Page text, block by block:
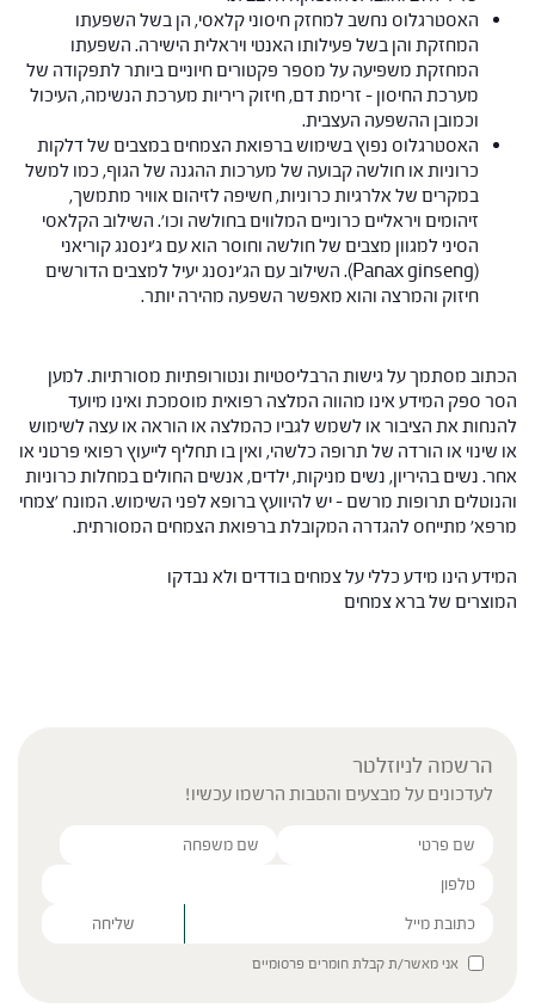
האסטרגלוס נחשב למחזק חיסוני קלאסי, הן בשל השפעתו
המחזקת והן בשל פעילותו האנטי ויראלית הישירה. השפעתו
המחזקת משפיעה על מספר פקטורים חיוניים ביותר לתפקודה של
מערכת החיסון – זרימת דם, חיזוק ריריות מערכת הנשימה, העיכול
וכמובן ההשפעה העצבית.
האסטרגלוס נפוץ בשימוש ברפואת הצמחים במצבים של דלקות
כרוניות או חולשה קבועה של מערכות ההגנה של הגוף, כמו למשל
במקרים של אלרגיות כרוניות, חשיפה לזיהום אוויר מתמשך,
זיהומים ויראליים כרוניים המלווים בחולשה וכו'. השילוב הקלאסי
הסיני למגוון מצבים של חולשה וחוסר הוא עם ג'ינסנג קוריאני
(Panax ginseng). השילוב עם הג'ינסנג יעיל למצבים הדורשים
חיזוק והמרצה והוא מאפשר השפעה מהירה יותר.
הכתוב מסתמך על גישות הרבליסטיות ונטורופתיות מסורתיות. למען
הסר ספק המידע אינו מהווה המלצה רפואית מוסמכת ואינו מיועד
להנחות את הציבור או לשמש לגביו כהמלצה או הוראה או עצה לשימוש
או שינוי או הורדה של תרופה כלשהי, ואין בו תחליף לייעוץ רפואי פרטני או
אחר. נשים בהיריון, נשים מניקות, ילדים, אנשים החולים במחלות כרוניות
והנוטלים תרופות מרשם – יש להיוועץ ברופא לפני השימוש. המונח 'צמחי
מרפא' מתייחס להגדרה המקובלת ברפואת הצמחים המסורתית.
המידע הינו מידע כללי על צמחים בודדים ולא נבדקו
המוצרים של ברא צמחים
הרשמה לניוזלטר
לעדכונים על מבצעים והטבות הרשמו עכשיו!
Please leave this field empty.
אני מאשר/ת קבלת חומרים פרסומיים